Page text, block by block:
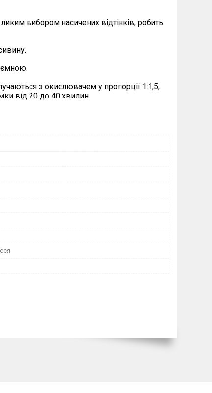
вибором насичених відтінків, робить
з окислювачем у пропорції 1:1,5;
від 20 до 40 хвилин.